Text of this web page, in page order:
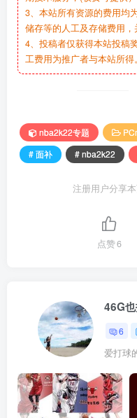
3、本站所有资源的费用均
储存等的人工及存储费用
4、投稿者仅获得本站投稿
工费用为推广者与本站所得。
nba2k22专题
# 面补
# nba2k22
注册用户分享
点赞6
46G
6
爱打球